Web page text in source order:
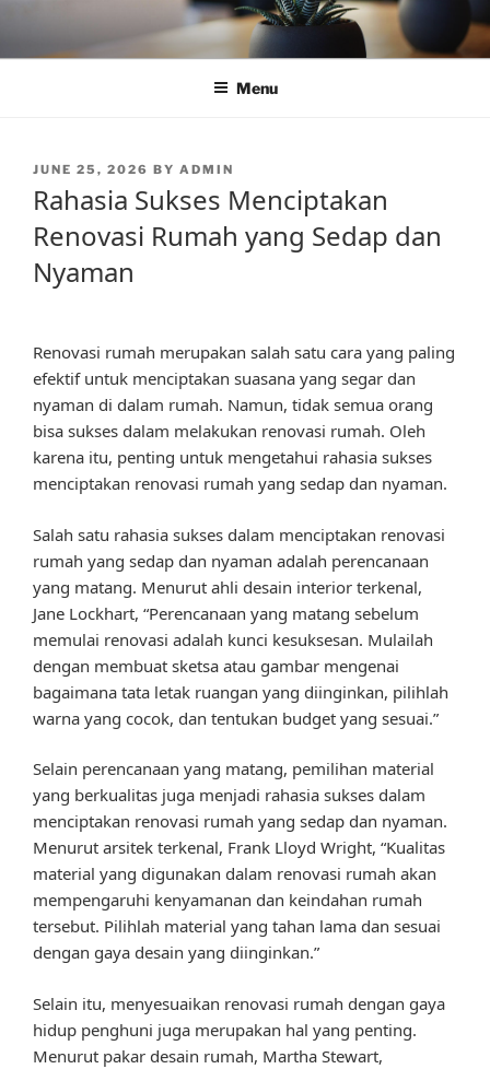
content
Menu
POSTED
JUNE 25, 2026 BY ADMIN
Rahasia Sukses Menciptakan
Renovasi Rumah yang Sedap dan
Nyaman
Renovasi rumah merupakan salah satu cara yang paling
efektif untuk menciptakan suasana yang segar dan
nyaman di dalam rumah. Namun, tidak semua orang
bisa sukses dalam melakukan renovasi rumah. Oleh
karena itu, penting untuk mengetahui rahasia sukses
menciptakan renovasi rumah yang sedap dan nyaman.
Salah satu rahasia sukses dalam menciptakan renovasi
rumah yang sedap dan nyaman adalah perencanaan
yang matang. Menurut ahli desain interior terkenal,
Jane Lockhart, “Perencanaan yang matang sebelum
memulai renovasi adalah kunci kesuksesan. Mulailah
dengan membuat sketsa atau gambar mengenai
bagaimana tata letak ruangan yang diinginkan, pilihlah
warna yang cocok, dan tentukan budget yang sesuai.”
Selain perencanaan yang matang, pemilihan material
yang berkualitas juga menjadi rahasia sukses dalam
menciptakan renovasi rumah yang sedap dan nyaman.
Menurut arsitek terkenal, Frank Lloyd Wright, “Kualitas
material yang digunakan dalam renovasi rumah akan
mempengaruhi kenyamanan dan keindahan rumah
tersebut. Pilihlah material yang tahan lama dan sesuai
dengan gaya desain yang diinginkan.”
Selain itu, menyesuaikan renovasi rumah dengan gaya
hidup penghuni juga merupakan hal yang penting.
Menurut pakar desain rumah, Martha Stewart,